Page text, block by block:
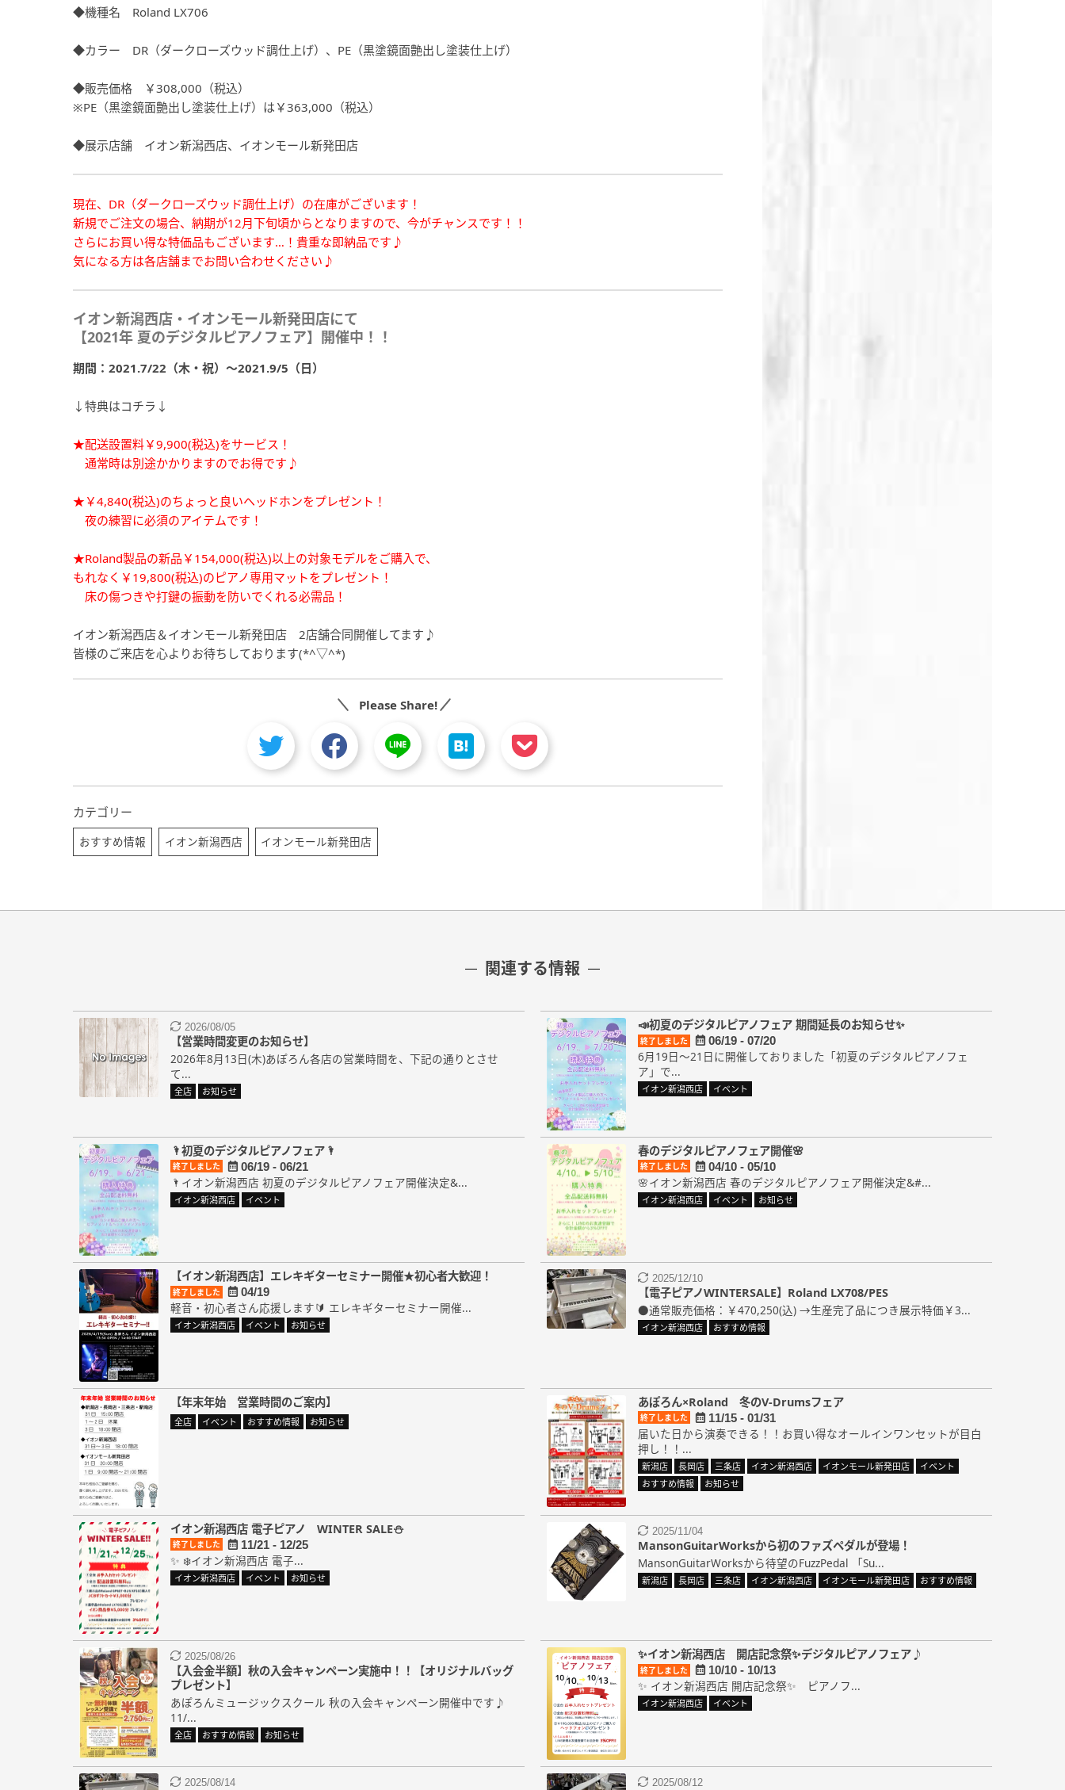
◆機種名 Roland LX706
◆カラー DR（ダークローズウッド調仕上げ）、PE（黒塗鏡面艶出し塗装仕上げ）
◆販売価格 ￥308,000（税込）
※PE（黒塗鏡面艶出し塗装仕上げ）は￥363,000（税込）
◆展示店舗 イオン新潟西店、イオンモール新発田店
現在、DR（ダークローズウッド調仕上げ）の在庫がございます！
新規でご注文の場合、納期が12月下旬頃からとなりますので、今がチャンスです！！
さらにお買い得な特価品もございます…！貴重な即納品です♪
気になる方は各店舗までお問い合わせください♪
イオン新潟西店・イオンモール新発田店にて
【2021年 夏のデジタルピアノフェア】開催中！！
期間：2021.7/22（木・祝）～2021.9/5（日）
↓特典はコチラ↓
★配送設置料￥9,900(税込)をサービス！
通常時は別途かかりますのでお得です♪
★￥4,840(税込)のちょっと良いヘッドホンをプレゼント！
夜の練習に必須のアイテムです！
★Roland製品の新品￥154,000(税込)以上の対象モデルをご購入で、
もれなく￥19,800(税込)のピアノ専用マットをプレゼント！
床の傷つきや打鍵の振動を防いでくれる必需品！
イオン新潟西店＆イオンモール新発田店 2店舗合同開催してます♪
皆様のご来店を心よりお待ちしております(*^▽^*)
Please Share!
カテゴリー
おすすめ情報 イオン新潟西店 イオンモール新発田店
関連する情報
2026/08/05
【営業時間変更のお知らせ】
2026年8月13日(木)あぽろん各店の営業時間を、下記の通りとさせ
て...
全店 お知らせ
📣初夏のデジタルピアノフェア 期間延長のお知らせ✨
終了しました 06/19 - 07/20
6月19日～21日に開催しておりました「初夏のデジタルピアノフェ
ア」で...
イオン新潟西店 イベント
🌂初夏のデジタルピアノフェア🌂
終了しました 06/19 - 06/21
🌂イオン新潟西店 初夏のデジタルピアノフェア開催決定&...
イオン新潟西店 イベント
春のデジタルピアノフェア開催🌸
終了しました 04/10 - 05/10
🌸イオン新潟西店 春のデジタルピアノフェア開催決定&#...
イオン新潟西店 イベント お知らせ
【イオン新潟西店】エレキギターセミナー開催★初心者大歓迎！
終了しました 04/19
軽音・初心者さん応援します🔰 エレキギターセミナー開催...
イオン新潟西店 イベント お知らせ
2025/12/10
【電子ピアノWINTERSALE】Roland LX708/PES
●通常販売価格：￥470,250(込) →生産完了品につき展示特価￥3...
イオン新潟西店 おすすめ情報
【年末年始 営業時間のご案内】
全店 イベント おすすめ情報 お知らせ
あぽろん×Roland 冬のV-Drumsフェア
終了しました 11/15 - 01/31
届いた日から演奏できる！！お買い得なオールインワンセットが目白
押し！！...
新潟店 長岡店 三条店 イオン新潟西店 イオンモール新発田店
イベント
おすすめ情報
お知らせ
イオン新潟西店 電子ピアノ WINTER SALE⛄
終了しました 11/21 - 12/25
✨ ❄️イオン新潟西店 電子...
イオン新潟西店 イベント お知らせ
2025/11/04
MansonGuitarWorksから初のファズペダルが登場！
MansonGuitarWorksから待望のFuzzPedal 「Su...
新潟店 長岡店 三条店 イオン新潟西店 イオンモール新発田店 おすすめ情報
2025/08/26
【入会金半額】秋の入会キャンペーン実施中！！【オリジナルバッグ
プレゼント】
あぽろんミュージックスクール 秋の入会キャンペーン開催中です♪
11/...
全店 おすすめ情報 お知らせ
✨イオン新潟西店 開店記念祭✨デジタルピアノフェア♪
終了しました 10/10 - 10/13
✨ イオン新潟西店 開店記念祭✨ ピアノフ...
イオン新潟西店 イベント
2025/08/14 2025/08/12